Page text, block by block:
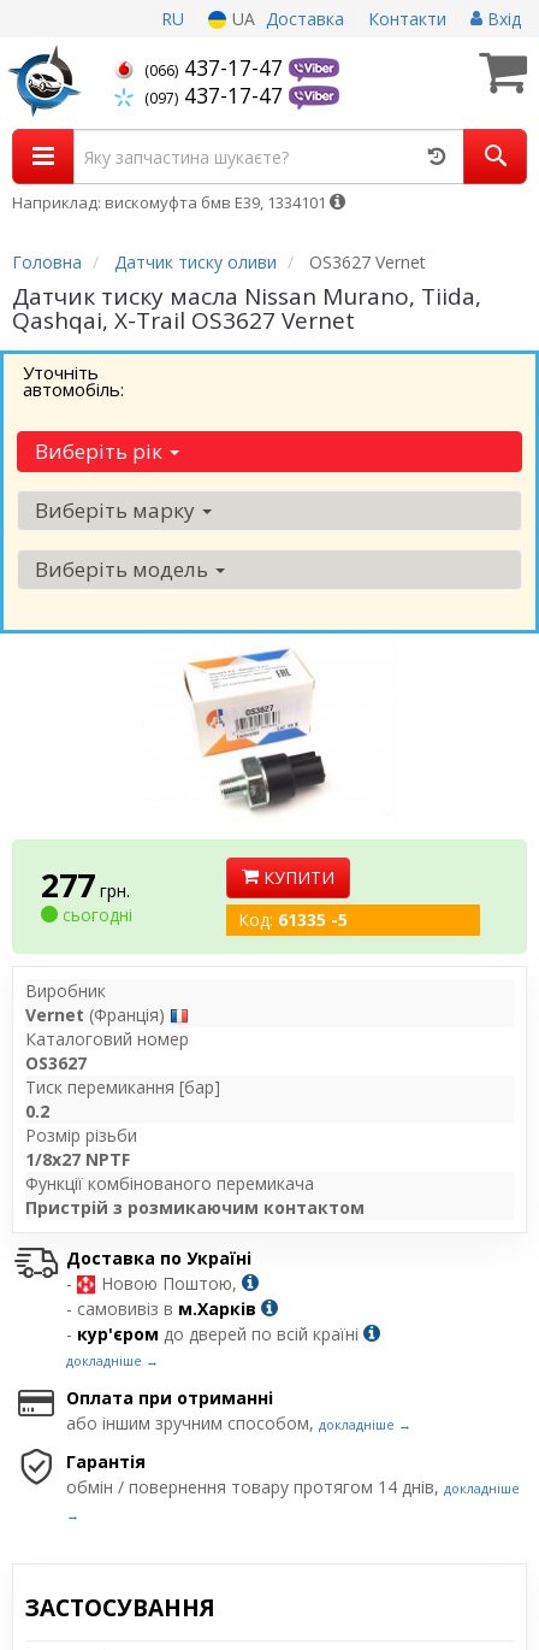
RU UA Доставка Контакти Вхід
(066) 437-17-47
(097) 437-17-47
Наприклад: вискомуфта бмв Е39, 1334101
Головна Датчик тиску оливи OS3627 Vernet
Датчик тиску масла Nissan Murano, Tiida,
Qashqai, X-Trail OS3627 Vernet
Уточніть
автомобіль:
Виберіть рік
Виберіть марку
Виберіть модель
277 грн.
сьогодні
КУПИТИ
Код: 61335 -5
Виробник
Vernet (Франція)
Каталоговий номер
OS3627
Тиск перемикання [бар]
0.2
Розмір різьби
1/8x27 NPTF
Функції комбінованого перемикача
Пристрій з розмикаючим контактом
Доставка по Україні
-
Новою Поштою,
- самовивіз в м.Харків
- кур'єром до дверей по всій країні
докладніше →
Оплата при отриманні
або іншим зручним способом, докладніше →
Гарантія
обмін / повернення товару протягом 14 днів, докладніше
→
ЗАСТОСУВАННЯ